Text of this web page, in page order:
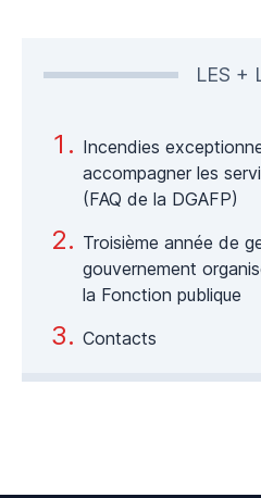
LES +
Incendies
accompagner les
(FAQ de la DGAFP)
Troisième année de
gouvernement
la Fonction publique
Contacts